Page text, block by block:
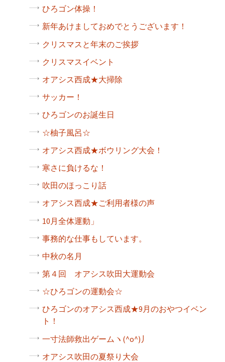
ひろゴン体操！
新年あけましておめでとうございます！
クリスマスと年末のご挨拶
クリスマスイベント
オアシス西成★大掃除
サッカー！
ひろゴンのお誕生日
☆柚子風呂☆
オアシス西成★ボウリング大会！
寒さに負けるな！
吹田のほっこり話
オアシス西成★ご利用者様の声
10月全体運動」
事務的な仕事もしています。
中秋の名月
第４回 オアシス吹田大運動会
☆ひろゴンの運動会☆
ひろゴンのオアシス西成★9月のおやつイベン
ト！
一寸法師救出ゲームヽ(^o^)丿
オアシス吹田の夏祭り大会